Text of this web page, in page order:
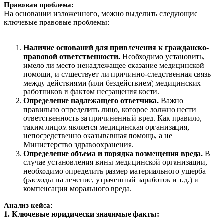
Правовая проблема:
На основании изложенного, можно выделить следующие
ключевые правовые проблемы:
Наличие оснований для привлечения к гражданско-
правовой ответственности. Необходимо установить,
имело ли место ненадлежащее оказание медицинской
помощи, и существует ли причинно-следственная связь
между действиями (или бездействием) медицинских
работников и фактом несращения кости.
Определение надлежащего ответчика. Важно
правильно определить лицо, которое должно нести
ответственность за причиненный вред. Как правило,
таким лицом является медицинская организация,
непосредственно оказывавшая помощь, а не
Министерство здравоохранения.
Определение объема и порядка возмещения вреда. В
случае установления вины медицинской организации,
необходимо определить размер материального ущерба
(расходы на лечение, утраченный заработок и т.д.) и
компенсации морального вреда.
Анализ кейса:
1. Ключевые юридически значимые факты: